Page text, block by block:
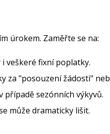
úrokem. Zaměřte se na:
veškeré fixní poplatky.
za "posouzení žádosti"
sezónních výkyvů.
může dramaticky lišit.